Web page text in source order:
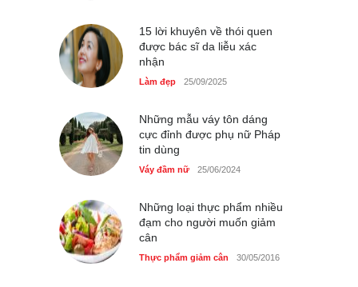
15 lời khuyên về thói quen
được bác sĩ da liễu xác
nhận
Làm đẹp 25/09/2025
Những mẫu váy tôn dáng
cực đỉnh được phụ nữ Pháp
tin dùng
Váy đầm nữ 25/06/2024
Những loại thực phẩm nhiều
đạm cho người muốn giảm
cân
Thực phẩm giảm cân 30/05/2016